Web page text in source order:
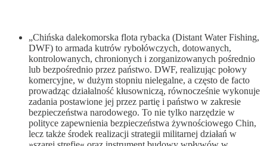
„Chińska dalekomorska flota rybacka (Distant Water Fishing,
DWF) to armada kutrów rybołówczych, dotowanych,
kontrolowanych, chronionych i zorganizowanych pośrednio
lub bezpośrednio przez państwo. DWF, realizując połowy
komercyjne, w dużym stopniu nielegalne, a często de facto
prowadząc działalność kłusowniczą, równocześnie wykonuje
zadania postawione jej przez partię i państwo w zakresie
bezpieczeństwa narodowego. To nie tylko narzędzie w
polityce zapewnienia bezpieczeństwa żywnościowego Chin,
lecz także środek realizacji strategii militarnej działań w